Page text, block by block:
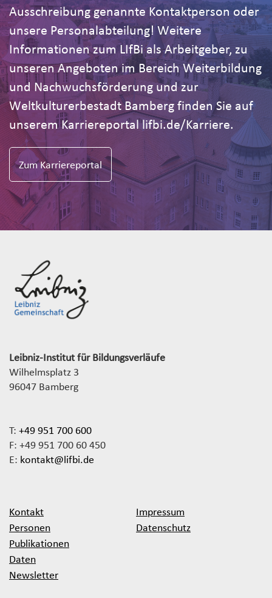
Ausschreibung genannte Kontaktperson oder
unsere Personalabteilung! Weitere
Informationen zum LIfBi als Arbeitgeber, zu
unseren Angeboten im Bereich Weiterbildung
und Nachwuchsförderung und zur
Weltkulturerbestadt Bamberg finden Sie auf
unserem Karriereportal lifbi.de/Karriere.
Zum Karriereportal
Leibniz-Institut für Bildungsverläufe
Wilhelmsplatz 3
96047 Bamberg
T: +49 951 700 600
F: +49 951 700 60 450
E: kontakt@lifbi.de
Kontakt
Personen
Publikationen
Daten
Newsletter
Impressum
Datenschutz